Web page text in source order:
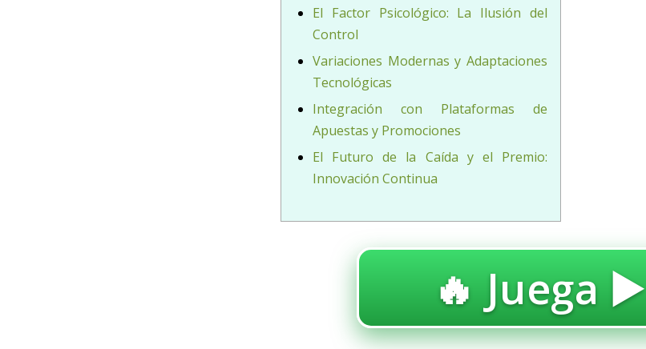
El Factor Psicológico: La Ilusión del
Control
Variaciones Modernas y Adaptaciones
Tecnológicas
Integración con Plataformas de
Apuestas y Promociones
El Futuro de la Caída y el Premio:
Innovación Continua
🔥 Juega ▶️